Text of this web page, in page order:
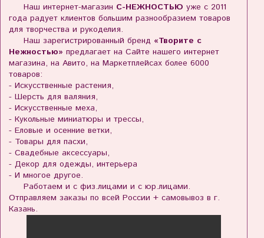
Наш интернет-магазин С-НЕЖНОСТЬЮ уже с 2011
года радует клиентов большим разнообразием товаров
для творчества и рукоделия.
Наш зарегистрированный бренд «Творите с
Нежностью» предлагает на Сайте нашего интернет
магазина, на Авито, на Маркетплейсах более 6000
товаров:
- Искусственные растения,
- Шерсть для валяния,
- Искусственные меха,
- Кукольные миниатюры и трессы,
- Еловые и осенние ветки,
- Товары для пасхи,
- Свадебные аксессуары,
- Декор для одежды, интерьера
- И многое другое.
Работаем и с физ.лицами и с юр.лицами.
Отправляем заказы по всей России + самовывоз в г.
Казань.